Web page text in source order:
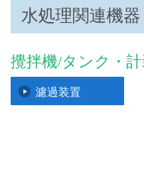
水処理関連機器
攪拌機/タンク・
濾過装置